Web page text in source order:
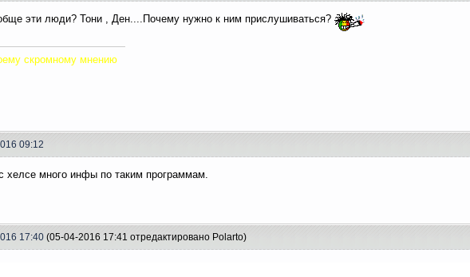
эти люди? Тони , Ден....Почему нужно к ним прислушиваться?
скромному мнению
09:12
хелсе много инфы по таким программам.
17:40 (05-04-2016 17:41 отредактировано Polarto)